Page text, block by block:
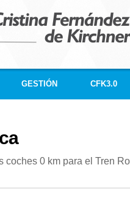
GESTIÓN CFK3.0
coches 0 km para el Tren